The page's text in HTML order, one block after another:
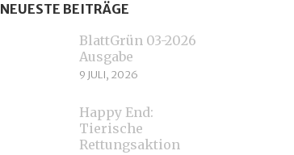
NEUESTE BEITRÄGE
BlattGrün 03-2026
Ausgabe
9 JULI, 2026
Happy End:
Tierische
Rettungsaktion